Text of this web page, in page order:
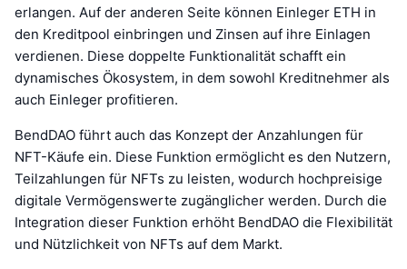
erlangen. Auf der anderen Seite können Einleger ETH in
den Kreditpool einbringen und Zinsen auf ihre Einlagen
verdienen. Diese doppelte Funktionalität schafft ein
dynamisches Ökosystem, in dem sowohl Kreditnehmer als
auch Einleger profitieren.
BendDAO führt auch das Konzept der Anzahlungen für
NFT-Käufe ein. Diese Funktion ermöglicht es den Nutzern,
Teilzahlungen für NFTs zu leisten, wodurch hochpreisige
digitale Vermögenswerte zugänglicher werden. Durch die
Integration dieser Funktion erhöht BendDAO die Flexibilität
und Nützlichkeit von NFTs auf dem Markt.